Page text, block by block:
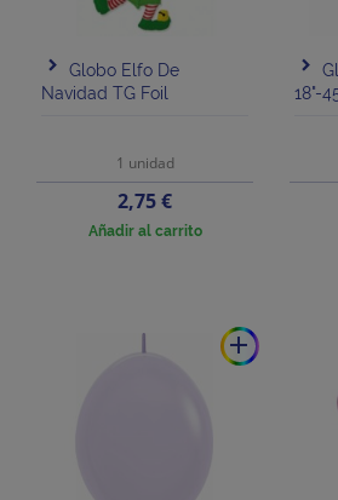
Globo Elfo De
Navidad TG Foil
1 unidad
Precio
2,75 €
Añadir al carrito
18"-
add